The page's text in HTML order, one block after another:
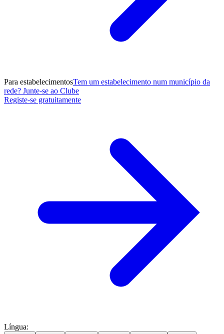
Para estabelecimentosTem um estabelecimento num município da
rede? Junte-se ao Clube
Registe-se gratuitamente
Língua: